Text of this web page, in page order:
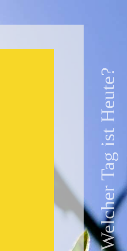
Welcher Tag ist Heute?